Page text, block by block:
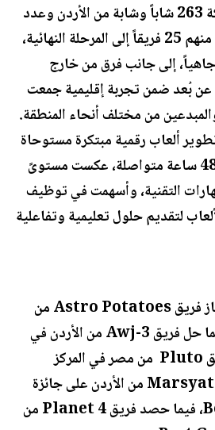
وشهد الهاكاثون مشاركة 263 شاباً وشابة من الأردن وعدد
من الدول العربية، تأهّل منهم 25 فريقاً إلى المرحلة النهائية،
فريقاً وجاهياً، إلى جانب فرق من خارج
بُعد ضمن تجربة إقليمية جمعت
من مختلف أنحاء المنطقة.
ألعاب رقمية مبتكرة مستوحاة
من علوم الفضاء خلال 48 ساعة متواصلة، عكست مستوىً
التقنية، وأسهمت في توظيف
لتقديم حلول تعليمية وتفاعلية
وفي ختام الهاكاثون، فاز فريق Astro Potatoes من
الأردن بالمركز الأول، فيما حل فريق Awj-3 من الأردن في
المركز الثاني، وجاء فريق Pluto من مصر في المركز
الثالث، كما حصل فريق Marsyat من الأردن على جائزة
Best Storytelling، فيما حصد فريق Planet 4 من